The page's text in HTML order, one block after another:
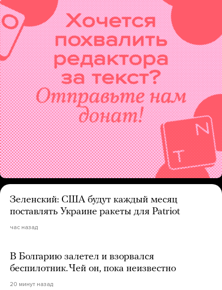
Зеленский: США будут каждый месяц
поставлять Украине ракеты для Patriot
час назад
В Болгарию залетел и взорвался
беспилотник. Чей он, пока неизвестно
20 минут назад